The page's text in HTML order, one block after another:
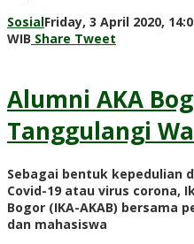
SosialFriday, 3 April 2020,
WIB by
Share Tweet
Alumni AKA
Tanggulangi
Sebagai bentuk kepedulian
Covid-19 atau virus corona,
Bogor (IKA-AKAB) bersama
dan mahasiswa